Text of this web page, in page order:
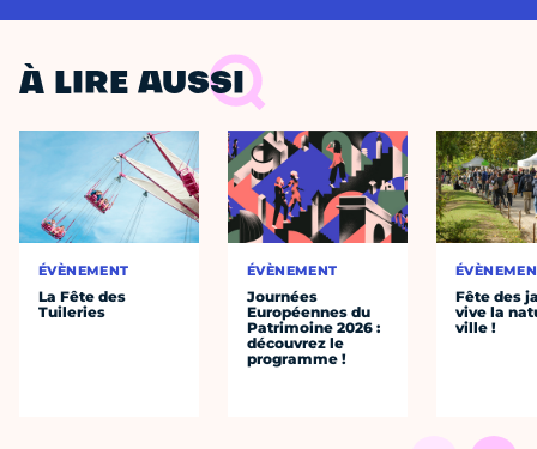
À LIRE AUSSI
ÉVÈNEMENT
La Fête des
Tuileries
ÉVÈNEMENT
Journées
Européennes du
Patrimoine 2026 :
découvrez le
programme !
Fête des
vive la
ville !